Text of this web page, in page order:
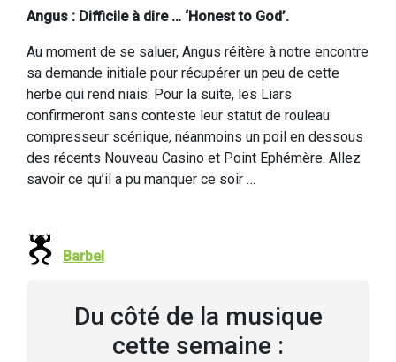
Angus : Difficile à dire … ‘Honest to God’.
Au moment de se saluer, Angus réitère à notre encontre
sa demande initiale pour récupérer un peu de cette
herbe qui rend niais. Pour la suite, les Liars
confirmeront sans conteste leur statut de rouleau
compresseur scénique, néanmoins un poil en dessous
des récents Nouveau Casino et Point Ephémère. Allez
savoir ce qu’il a pu manquer ce soir …
Barbel
Du côté de la musique
cette semaine :